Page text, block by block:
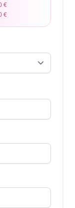
€
€